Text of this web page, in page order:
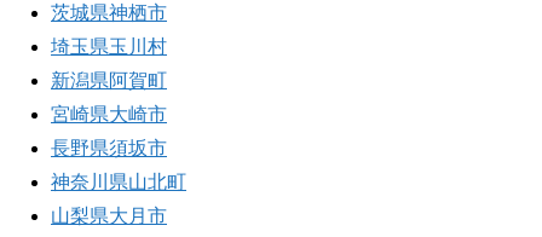
茨城県神栖市
埼玉県玉川村
新潟県阿賀町
宮崎県大崎市
長野県須坂市
神奈川県山北町
山梨県大月市